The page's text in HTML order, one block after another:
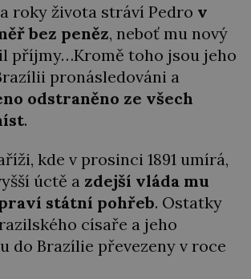
roky života stráví Pedro v
bez peněz, neboť mu nový
příjmy…Kromě toho jsou jeho
pronásledováni a
odstraněno ze všech
.
kde v prosinci 1891 umírá,
úctě a zdejší vláda mu
státní pohřeb. Ostatky
císaře a jeho
do Brazílie převezeny v roce